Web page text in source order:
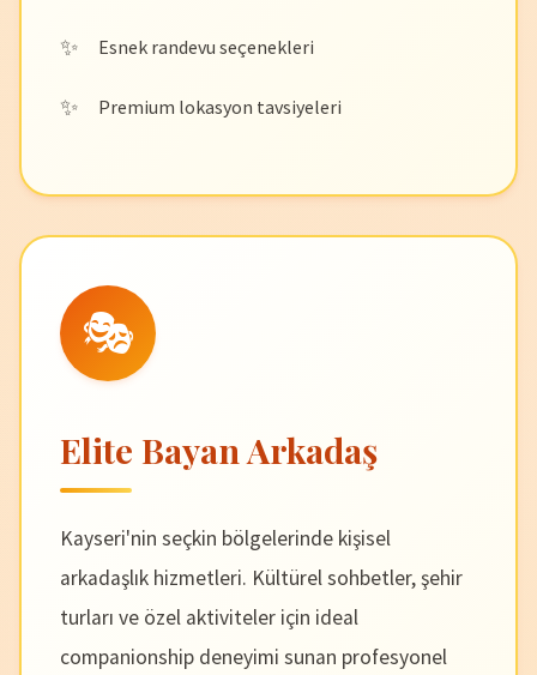
Esnek randevu seçenekleri
Premium lokasyon tavsiyeleri
🎭
Elite Bayan Arkadaş
Kayseri'nin seçkin bölgelerinde kişisel
arkadaşlık hizmetleri. Kültürel sohbetler, şehir
turları ve özel aktiviteler için ideal
companionship deneyimi sunan profesyonel